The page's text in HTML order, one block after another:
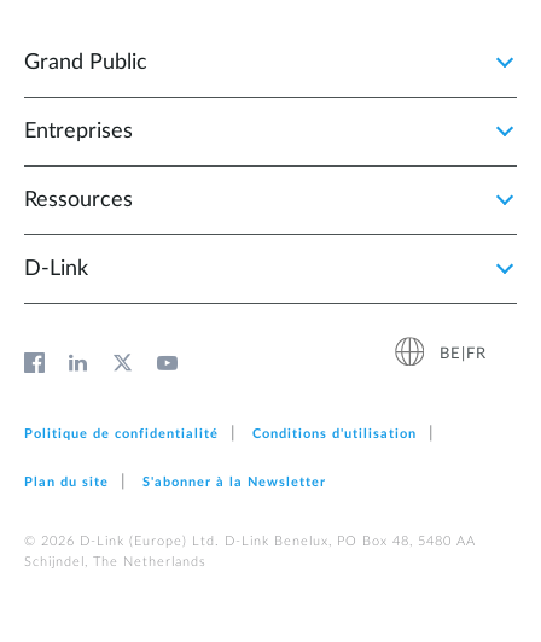
Grand Public
Entreprises
Ressources
D‑Link
BE|FR
Politique de confidentialité Conditions d'utilisation
Plan du site S'abonner à la Newsletter
© 2026 D‑Link (Europe) Ltd. D-Link Benelux, PO Box 48, 5480 AA
Schijndel, The Netherlands